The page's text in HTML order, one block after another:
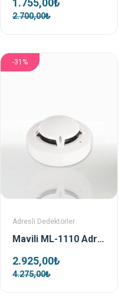
1.755,00₺
2.700,00₺
-31%
Adresli Dedektörler
Mavili ML-1110 Adresli Optik Duman Dedektörü
2.925,00₺
4.275,00₺